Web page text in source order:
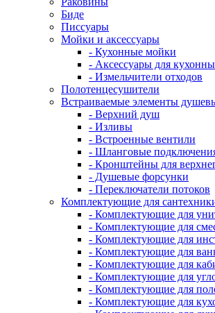
Биде
Писсуары
Мойки и аксессуары
- Кухонные мойки
- Аксессуары для
- Измельчители отходов
Полотенцесушители
Встраиваемые элементы
- Верхний душ
- Изливы
- Встроенные вентили
- Шланговые
- Кронштейны для
- Душевые форсунки
- Переключатели потоков
Комплектующие для
- Комплектующие для
- Комплектующие для
- Комплектующие для
- Комплектующие для
- Комплектующие для
- Комплектующие для
- Комплектующие для
- Комплектующие для